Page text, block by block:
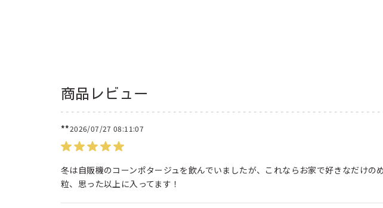
商品レビュー
**2026/07/27 08:11:07
冬は自販機のコーンポタージュを飲んでいましたが、これならお家で好きなだけの
粒、思った以上に入ってます！